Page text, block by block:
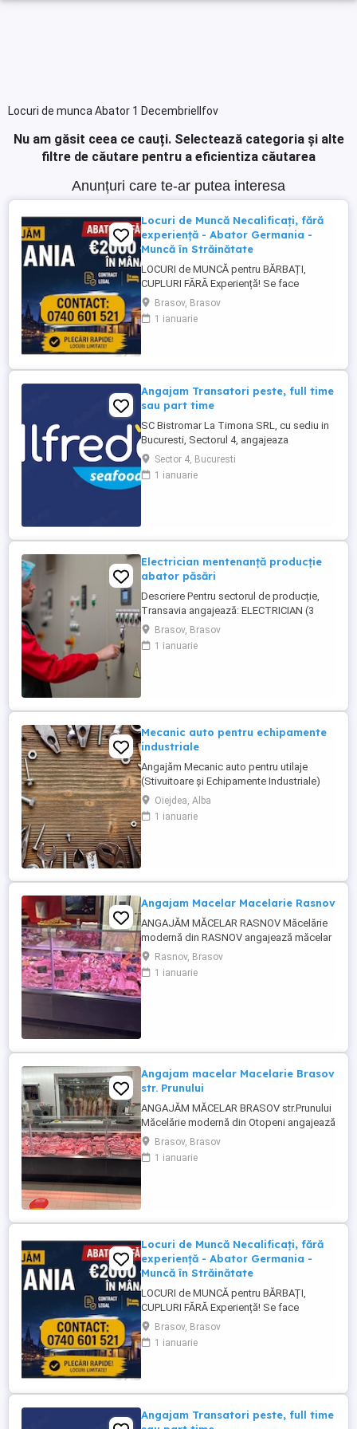
Locuri de munca Abator 1 DecembrieIlfov
Nu am găsit ceea ce cauți. Selectează categoria și alte
filtre de căutare pentru a eficientiza căutarea
Anunțuri care te-ar putea interesa
Locuri de Muncă Necalificați, fără
experiență - Abator Germania -
Muncă în Străinătate
LOCURI de MUNCĂ pentru BĂRBAȚI,
CUPLURI FĂRĂ Experiență! Se face
INSTRUIRE la Locul de Muncă! BENEFICII: -
Contract de Muncă German - Cazare
Asigurată (doar 2 persoane pe cameră) -
Asigurare Medicală - Concediu Plătit Se ...
Brasov, Brasov
1 ianuarie
Angajam Transatori peste, full time
sau part time
SC Bistromar La Timona SRL, cu sediu in
Bucuresti, Sectorul 4, angajeaza
Transatori peste cu experienta de cel
putin un an. Angajam persoane cu norma
intreaga, dar si part time: 4 sau 2 ore zi.
Sector 4, Bucuresti
1 ianuarie
Electrician mentenanță producție
abator păsări
Descriere Pentru sectorul de producție,
Transavia angajează: ELECTRICIAN (3
schimburi) Persoanele selectate vor
participa alături de angajaţi experimentaţi
la cunoaşterea domeniului şi a sarcinilor
Brasov, Brasov
1 ianuarie
Mecanic auto pentru echipamente
industriale
Angajăm Mecanic auto pentru utilaje
(Stivuitoare și Echipamente Industriale)
Suntem în căutarea unui mecanic cu
experiență pentru întreținerea și repararea
utilajelor de manipulare, în special
Oiejdea, Alba
1 ianuarie
Angajam Macelar Macelarie Rasnov
ANGAJĂM MĂCELAR RASNOV Măcelărie
modernă din RASNOV angajează măcelar
cu experiență. Cerințe: Experiență în
tranșarea și fasonarea cărnii de porc, vită
și pasăre; Seriozitate, atenție la detalii și
Rasnov, Brasov
1 ianuarie
Angajam macelar Macelarie Brasov
str. Prunului
ANGAJĂM MĂCELAR BRASOV str.Prunului
Măcelărie modernă din Otopeni angajează
măcelar cu experiență. Cerințe: Experiență
în tranșarea și fasonarea cărnii de porc,
vită și pasăre; Seriozitate, atenție la detalii
Brasov, Brasov
1 ianuarie
Locuri de Muncă Necalificați, fără
experiență - Abator Germania -
Muncă în Străinătate
LOCURI de MUNCĂ pentru BĂRBAȚI,
CUPLURI FĂRĂ Experiență! Se face
INSTRUIRE la Locul de Muncă! BENEFICII: -
Contract de Muncă German - Cazare
Asigurată (doar 2 persoane pe cameră) -
Asigurare Medicală - Concediu Plătit Se ...
Brasov, Brasov
1 ianuarie
Angajam Transatori peste, full time